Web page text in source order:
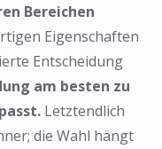
Bereichen
Eigenschaften
Entscheidung
am besten zu
Letztendlich
die Wahl hängt